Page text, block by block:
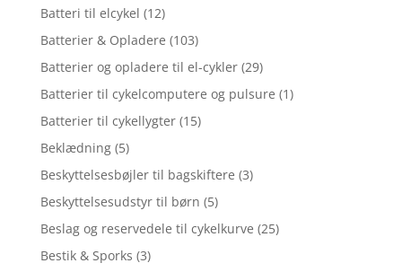
Batteri til elcykel (12)
Batterier & Opladere (103)
Batterier og opladere til el-cykler (29)
Batterier til cykelcomputere og pulsure (1)
Batterier til cykellygter (15)
Beklædning (5)
Beskyttelsesbøjler til bagskiftere (3)
Beskyttelsesudstyr til børn (5)
Beslag og reservedele til cykelkurve (25)
Bestik & Sporks (3)